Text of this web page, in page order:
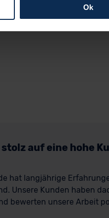
Ok
stolz auf eine hohe
hat langjährige
Unsere Kunden haben
bewerten unsere Arbeit